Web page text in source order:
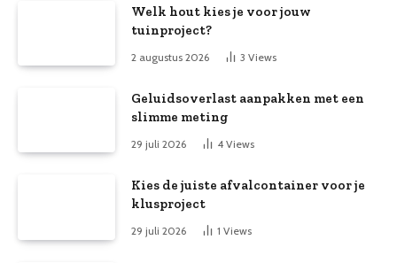
Welk hout kies je voor jouw
tuinproject?
2 augustus 2026 3 Views
Geluidsoverlast aanpakken met een
slimme meting
29 juli 2026 4 Views
Kies de juiste afvalcontainer voor je
klusproject
29 juli 2026 1 Views